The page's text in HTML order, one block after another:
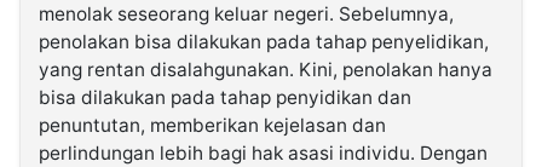
menolak seseorang keluar negeri. Sebelumnya,
penolakan bisa dilakukan pada tahap penyelidikan,
yang rentan disalahgunakan. Kini, penolakan hanya
bisa dilakukan pada tahap penyidikan dan
penuntutan, memberikan kejelasan dan
perlindungan lebih bagi hak asasi individu. Dengan